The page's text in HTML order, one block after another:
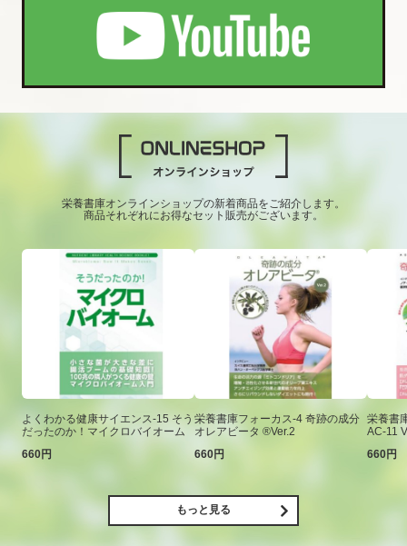
栄養書庫オンラインショップの新着商品をご紹介します。
商品それぞれにお得なセット販売がございます。
よくわかる健康サイエンス-15 そう
だったのか！マイクロバイオーム
660円
栄養書庫フォーカス-4 奇跡の成分
オレアビータ ®Ver.2
660円
栄養書
AC-11
660円
もっと見る